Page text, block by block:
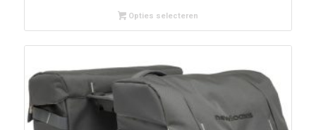
Opties selecteren